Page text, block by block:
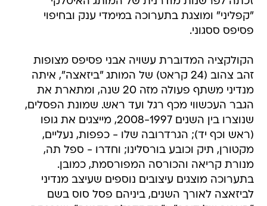
"קפליני" ומוצגת בתערוכה במימדי ענק ובחיפוי
פסיפס ססגוני.
הקולקציה המדוברת עשויה אבני פסיפס מצופות
זהב צהוב (24 קראט) של המותג "ביזאצה", איתה
מנדיני משתף פעולה מזה 20 שנה, ומתארת את
הגבר העכשווי מכף רגל ועד ראש. שמונת הפסלים,
שנוצרו בין השנים 2008-1997, מייצגים את גופו
(ראש וכף יד); הגרדרובה שלו - כפפות, נעליים,
מקטורן, תיק וכובע בורסלינו; וחדרו - ספל תה,
מנורת קריאה והכורסה המפורסמת, כמובן.
בתערוכה מוצגים עיצובים נוספים שעיצב מנדיני
לביזאצה לאורך השנים, ביניהם פסל סוס בשם